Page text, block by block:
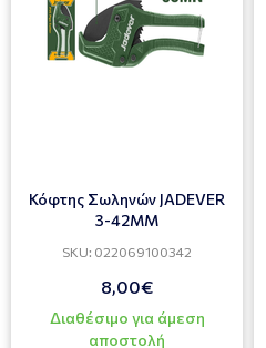
Κόφτης Σωληνών JADEVER
3-42MM
SKU: 022069100342
8,00€
Διαθέσιμο για άμεση
αποστολή